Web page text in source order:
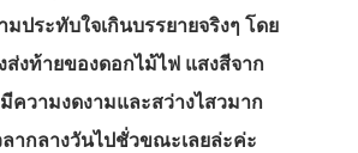
มประทับใจเกินบรรยายจริงๆ โดย
ส่งท้ายของดอกไม้ไฟ แสงสีจาก
ความงดงามและสว่างไสวมาก
ลากลางวันไปชั่วขณะเลยล่ะค่ะ